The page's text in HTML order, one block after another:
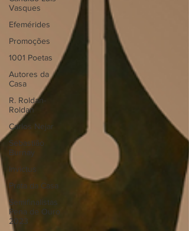
Vasques
Efemérides
Promoções
1001 Poetas
Autores da
Casa
R. Roldan-
Roldan
Carlos Nejar
Sebastião
Burnay
Invictus
Prata da Casa
Semifinalistas
Pena de Ouro
2023